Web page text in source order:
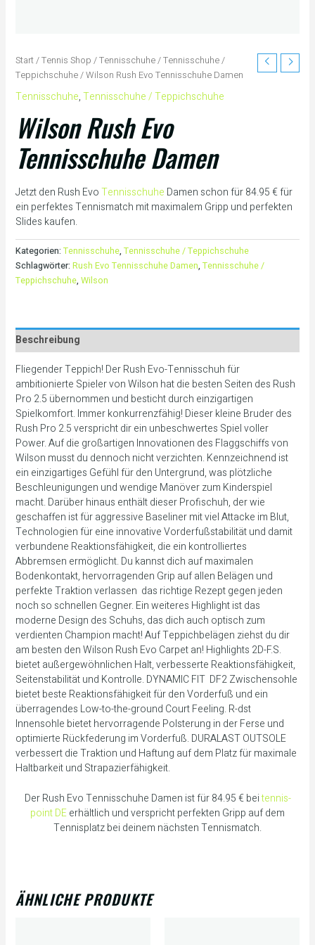
Start/Tennis Shop /Tennisschuhe/Tennisschuhe /
Teppichschuhe/ Wilson Rush Evo Tennisschuhe Damen
Tennisschuhe,Tennisschuhe / Teppichschuhe
Wilson Rush Evo
Tennisschuhe Damen
Jetzt den Rush EvoTennisschuhe Damen schon für 84.95 € für
ein perfektes Tennismatch mit maximalem Gripp und perfekten
Slides kaufen.
Kategorien: Tennisschuhe, Tennisschuhe / Teppichschuhe
Schlagwörter: Rush Evo Tennisschuhe Damen, Tennisschuhe /
Teppichschuhe, Wilson
Beschreibung
Fliegender Teppich! Der Rush Evo-Tennisschuh für
ambitionierte Spieler von Wilson hat die besten Seiten des Rush
Pro 2.5 übernommen und besticht durch einzigartigen
Spielkomfort. Immer konkurrenzfähig! Dieser kleine Bruder des
Rush Pro 2.5 verspricht dir ein unbeschwertes Spiel voller
Power. Auf die großartigen Innovationen des Flaggschiffs von
Wilson musst du dennoch nicht verzichten. Kennzeichnend ist
ein einzigartiges Gefühl für den Untergrund, was plötzliche
Beschleunigungen und wendige Manöver zum Kinderspiel
macht. Darüber hinaus enthält dieser Profischuh, der wie
geschaffen ist für aggressive Baseliner mit viel Attacke im Blut,
Technologien für eine innovative Vorderfußstabilität und damit
verbundene Reaktionsfähigkeit, die ein kontrolliertes
Abbremsen ermöglicht. Du kannst dich auf maximalen
Bodenkontakt, hervorragenden Grip auf allen Belägen und
perfekte Traktion verlassen  das richtige Rezept gegen jeden
noch so schnellen Gegner. Ein weiteres Highlight ist das
moderne Design des Schuhs, das dich auch optisch zum
verdienten Champion macht! Auf Teppichbelägen ziehst du dir
am besten den Wilson Rush Evo Carpet an! Highlights 2D-F.S.
bietet außergewöhnlichen Halt, verbesserte Reaktionsfähigkeit,
Seitenstabilität und Kontrolle. DYNAMIC FIT  DF2 Zwischensohle
bietet beste Reaktionsfähigkeit für den Vorderfuß und ein
überragendes Low-to-the-ground Court Feeling. R-dst
Innensohle bietet hervorragende Polsterung in der Ferse und
optimierte Rückfederung im Vorderfuß. DURALAST OUTSOLE
verbessert die Traktion und Haftung auf dem Platz für maximale
Haltbarkeit und Strapazierfähigkeit.
Der Rush Evo Tennisschuhe Damen ist für 84.95 € beitennis-
point DEerhältlich und verspricht perfekten Gripp auf dem
Tennisplatz bei deinem nächsten Tennismatch.
ÄHNLICHE PRODUKTE